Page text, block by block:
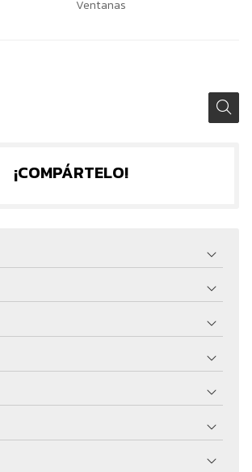
Ventanas
¡COMPÁRTELO!